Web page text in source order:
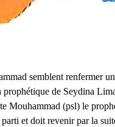
semblent renfermer
de Seydina
Mouhammad (psl) le
et doit revenir par la